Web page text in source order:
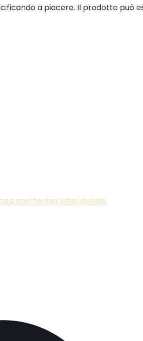
a piacere. Il prodotto può